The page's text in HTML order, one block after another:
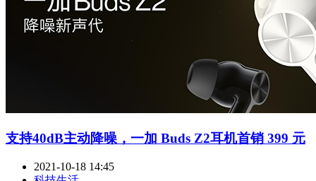
支持40dB主动降噪，一加 Buds Z2耳机首销 399 元
2021-10-18 14:45